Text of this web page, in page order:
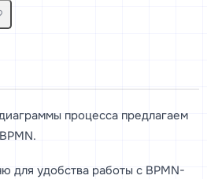
процесса предлагаем
для удобства работы с BPMN-